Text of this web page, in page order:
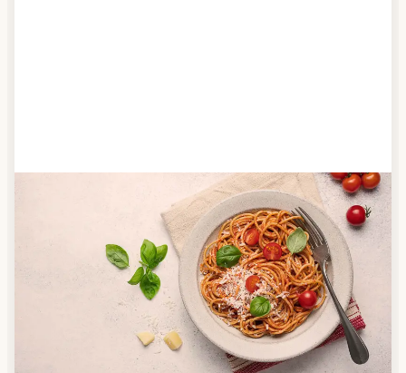
Anbieter finden
Nutzen Sie unsere große Mahlzeiten-Dienst-Suche,
um herauszufinden, welche Anbieter es in Ihrer
Region gibt und welcher am besten zu Ihnen passt.
Verschaffen Sie sich auch einen Überblick über die
Essen auf Rädern-Kosten.